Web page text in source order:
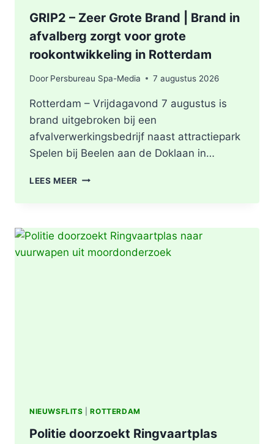
GRIP2 – Zeer Grote Brand | Brand in
afvalberg zorgt voor grote
rookontwikkeling in Rotterdam
Door Persbureau Spa-Media 7 augustus 2026
Rotterdam – Vrijdagavond 7 augustus is
brand uitgebroken bij een
afvalverwerkingsbedrijf naast attractiepark
Spelen bij Beelen aan de Doklaan in…
LEES MEER GRIP2
BRAND
|
BRAND
NIEUWSFLITS |ROTTERDAM
Politie doorzoekt Ringvaartplas